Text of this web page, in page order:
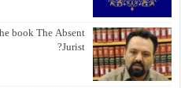
book The Absent
Jurist?